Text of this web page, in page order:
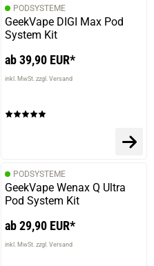
PODSYSTEME
GeekVape DIGI Max Pod
System Kit
ab 39,90 EUR*
inkl. MwSt. zzgl. Versand
PODSYSTEME
GeekVape Wenax Q Ultra
Pod System Kit
ab 29,90 EUR*
inkl. MwSt. zzgl. Versand